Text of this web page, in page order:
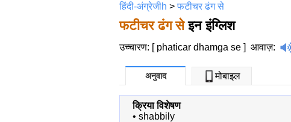
हिंदी-अंग्रेजीh >फटीचर ढंग से
फटीचर ढंग सेइन इंग्लिश
उच्चारण: [ phaticar dhamga se ] आवाज़:
अनुवाद मोबाइल
क्रिया विशेषण
• shabbily